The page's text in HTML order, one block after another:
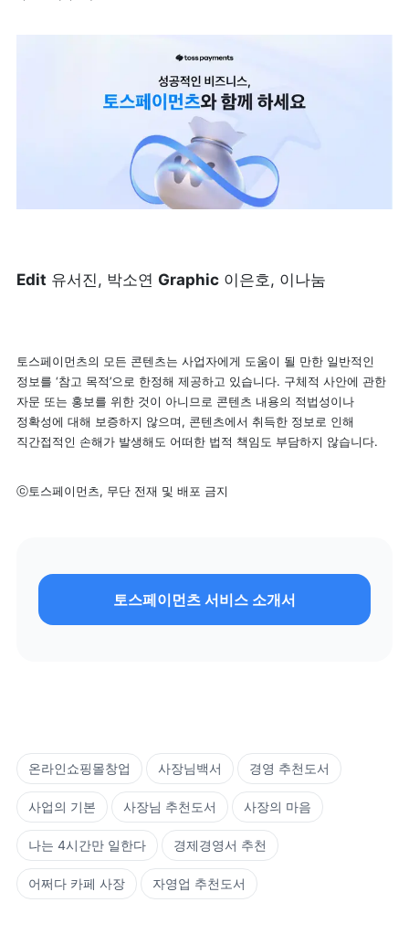
Edit 유서진, 박소연 Graphic 이은호, 이나눔
토스페이먼츠의 모든 콘텐츠는 사업자에게 도움이 될 만한 일반적인
정보를 ‘참고 목적’으로 한정해 제공하고 있습니다. 구체적 사안에 관한
자문 또는 홍보를 위한 것이 아니므로 콘텐츠 내용의 적법성이나
정확성에 대해 보증하지 않으며, 콘텐츠에서 취득한 정보로 인해
직간접적인 손해가 발생해도 어떠한 법적 책임도 부담하지 않습니다.
ⓒ토스페이먼츠, 무단 전재 및 배포 금지
토스페이먼츠 서비스 소개서
온라인쇼핑몰창업 사장님백서 경영 추천도서
사업의 기본 사장님 추천도서 사장의 마음
나는 4시간만 일한다 경제경영서 추천
어쩌다 카페 사장 자영업 추천도서